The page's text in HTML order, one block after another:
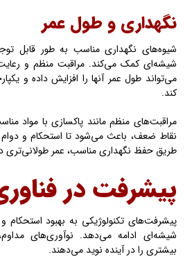
نگهداری و طول عمر
شیوه‌های نگهداری مناسب به طور قابل
شیشه‌ای کمک می‌کند. مراقبت منظم و
می‌تواند طول عمر آنها را افزایش داده‌ و
کند.
مراقبت‌های منظم مانند پاکسازی با مواد
نقاط ضعف، باعث می‌شود تا استحکام و
طریق حفظ نگهداری مناسب، عمر طولانی‌تری
پیشرفت در
پیشرفت‌های تکنولوژیکی به بهبود استحکام
شیشه‌ای ادامه می‌دهد. نوآوری‌های
بیشتری را در آینده نوید می‌دهند.